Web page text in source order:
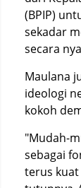
(BPIP)
sekadar
secara
Maulana
ideologi
kokoh
"Mudah-
sebagai
terus kuat